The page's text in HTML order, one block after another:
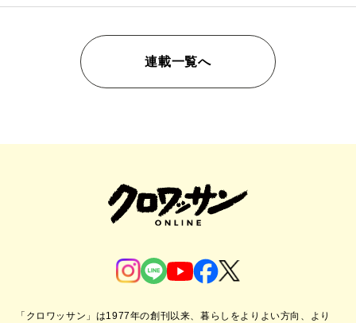
連載一覧へ
「クロワッサン」は1977年の創刊以来、暮らしをよりよい方向、より